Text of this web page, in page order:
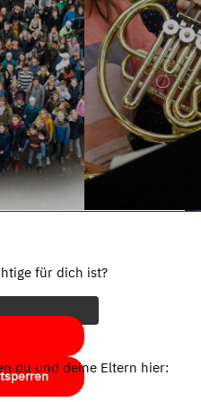
unten.
für dich ist?
du und deine Eltern hier: